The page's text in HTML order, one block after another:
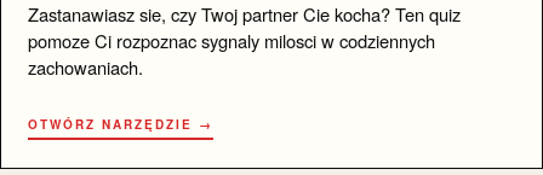
Zastanawiasz sie, czy Twoj partner Cie kocha? Ten quiz
pomoze Ci rozpoznac sygnaly milosci w codziennych
zachowaniach.
OTWÓRZ NARZĘDZIE →